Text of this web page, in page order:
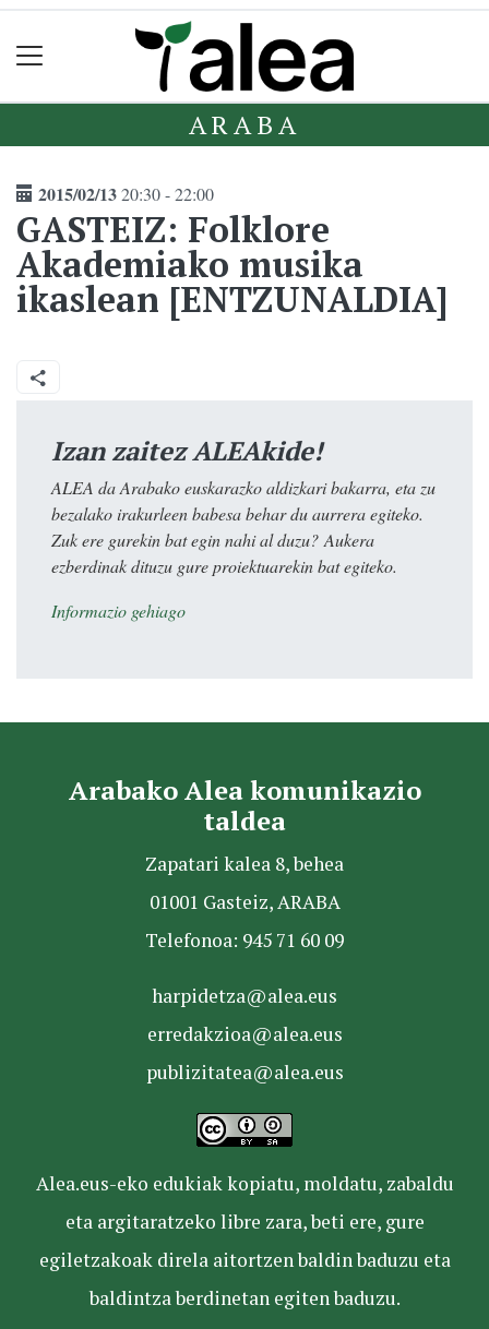
ARABA
2015/02/1320:30 - 22:00
GASTEIZ: Folklore
Akademiako musika
ikaslean [ENTZUNALDIA]
Izan zaitez ALEAkide!
ALEA da Arabako euskarazko aldizkari bakarra, eta zu
bezalako irakurleen babesa behar du aurrera egiteko.
Zuk ere gurekin bat egin nahi al duzu? Aukera
ezberdinak dituzu gure proiektuarekin bat egiteko.
Informazio gehiago
Arabako Alea komunikazio
taldea
Zapatari kalea 8, behea
01001 Gasteiz, ARABA
Telefonoa: 945 71 60 09
harpidetza@alea.eus
erredakzioa@alea.eus
publizitatea@alea.eus
Alea.eus-eko edukiak kopiatu, moldatu, zabaldu
eta argitaratzeko libre zara, beti ere, gure
egiletzakoak direla aitortzen baldin baduzu eta
baldintza berdinetan egiten baduzu.